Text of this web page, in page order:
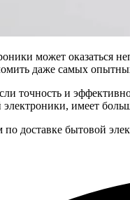
может оказаться
даже самых
точность и
имеет
доставке бытовой